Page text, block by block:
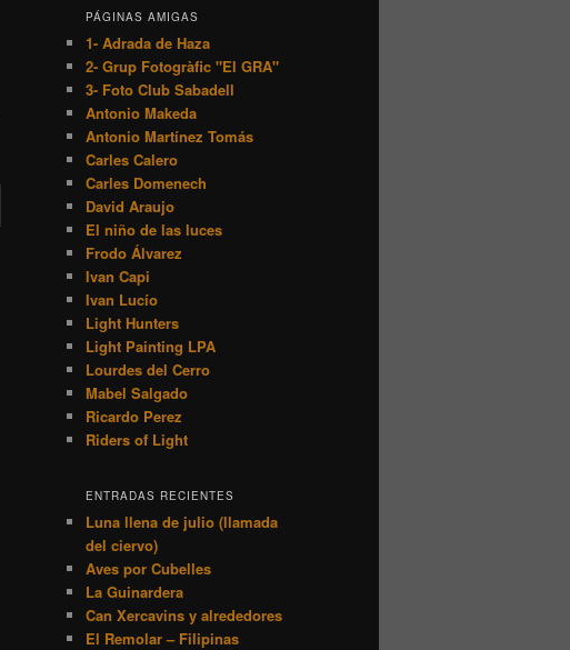
PÁGINAS AMIGAS
1- Adrada de Haza
2- Grup Fotogràfic "El GRA"
3- Foto Club Sabadell
Antonio Makeda
Antonio Martínez Tomás
Carles Calero
Carles Domenech
David Araujo
El niño de las luces
Frodo Álvarez
Ivan Capi
Ivan Lucío
Light Hunters
Light Painting LPA
Lourdes del Cerro
Mabel Salgado
Ricardo Perez
Riders of Light
ENTRADAS RECIENTES
Luna llena de julio (llamada
del ciervo)
Aves por Cubelles
La Guinardera
Can Xercavins y alrededores
El Remolar – Filipinas